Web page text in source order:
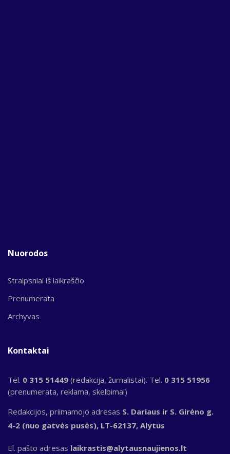
Nuorodos
Straipsniai iš laikraščio
Prenumerata
Archyvas
Kontaktai
Tel. 0 315 51449 (redakcija, žurnalistai). Tel. 0 315 51956
(prenumerata, reklama, skelbimai)
Redakcijos, priimamojo adresas S. Dariaus ir S. Girėno g.
4-2 (nuo gatvės pusės), LT-62137, Alytus
El. pašto adresas laikrastis@alytausnaujienos.lt